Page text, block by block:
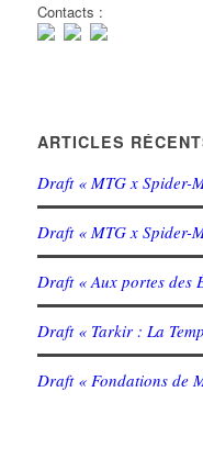
Contacts :
ARTICLES
Draft « MTG x Spider-
Draft « MTG x Spider-
Draft « Aux portes des
Draft « Tarkir : La
Draft « Fondations de